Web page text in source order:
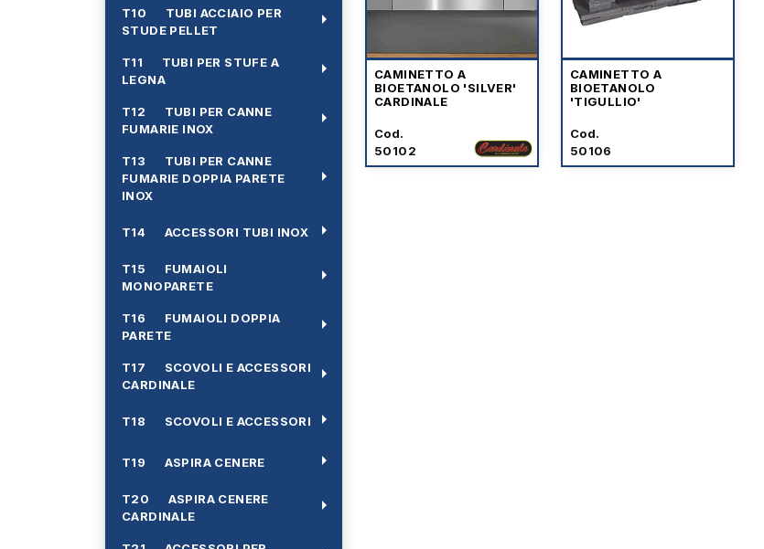
T10 TUBI ACCIAIO PER
STUDE PELLET
arrow_right
T11 TUBI PER STUFE A
LEGNA
arrow_right
T12 TUBI PER CANNE
FUMARIE INOX
arrow_right
T13 TUBI PER CANNE
FUMARIE DOPPIA PARETE
INOX
arrow_right
T14 ACCESSORI TUBI INOX arrow_right
T15 FUMAIOLI
MONOPARETE
arrow_right
T16 FUMAIOLI DOPPIA
PARETE
arrow_right
T17 SCOVOLI E ACCESSORI
CARDINALE
arrow_right
T18 SCOVOLI E ACCESSORI arrow_right
T19 ASPIRA CENERE arrow_right
T20 ASPIRA CENERE
CARDINALE
arrow_right
CAMINETTO A
BIOETANOLO 'SILVER'
CARDINALE
Cod.
50102
CAMINETTO A
BIOETANOLO
'TIGULLIO'
Cod.
50106